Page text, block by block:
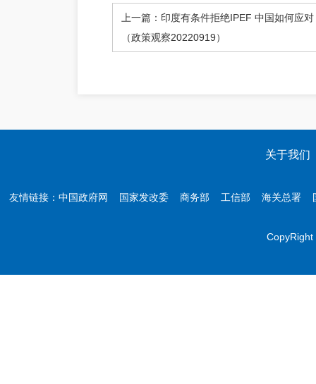
上一篇：印度有条件拒绝IPEF 中国如何应对
（政策观察20220919）
关于我们
友情链接： 中国政府网 国家发改委 商务部 工信部 海关总署